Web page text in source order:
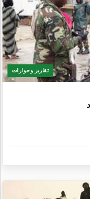
تقارير وحوارات